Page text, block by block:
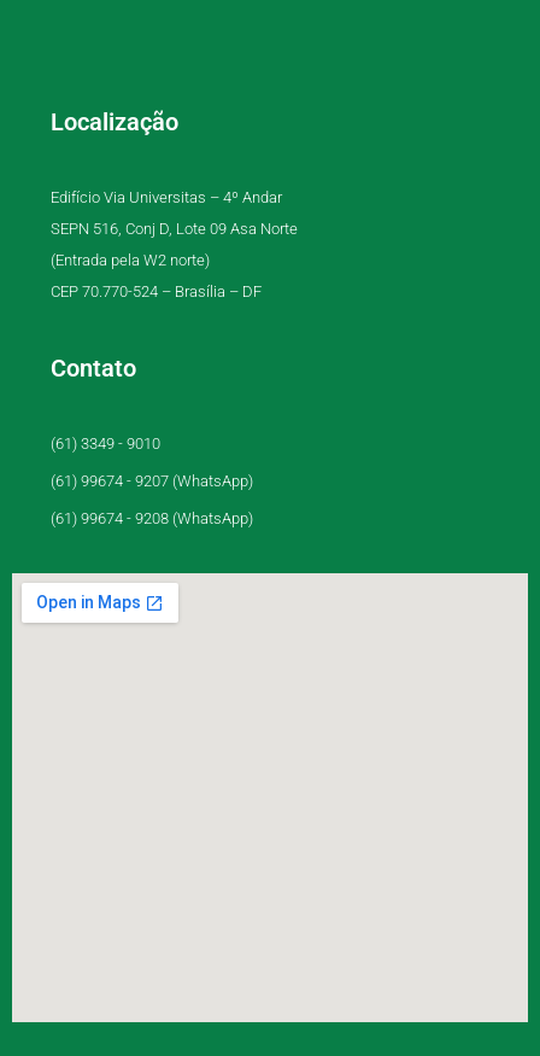
Localização
Edifício Via Universitas – 4º Andar
SEPN 516, Conj D, Lote 09 Asa Norte
(Entrada pela W2 norte)
CEP 70.770-524 – Brasília – DF
Contato
(61) 3349 - 9010
(61) 99674 - 9207 (WhatsApp)
(61) 99674 - 9208 (WhatsApp)